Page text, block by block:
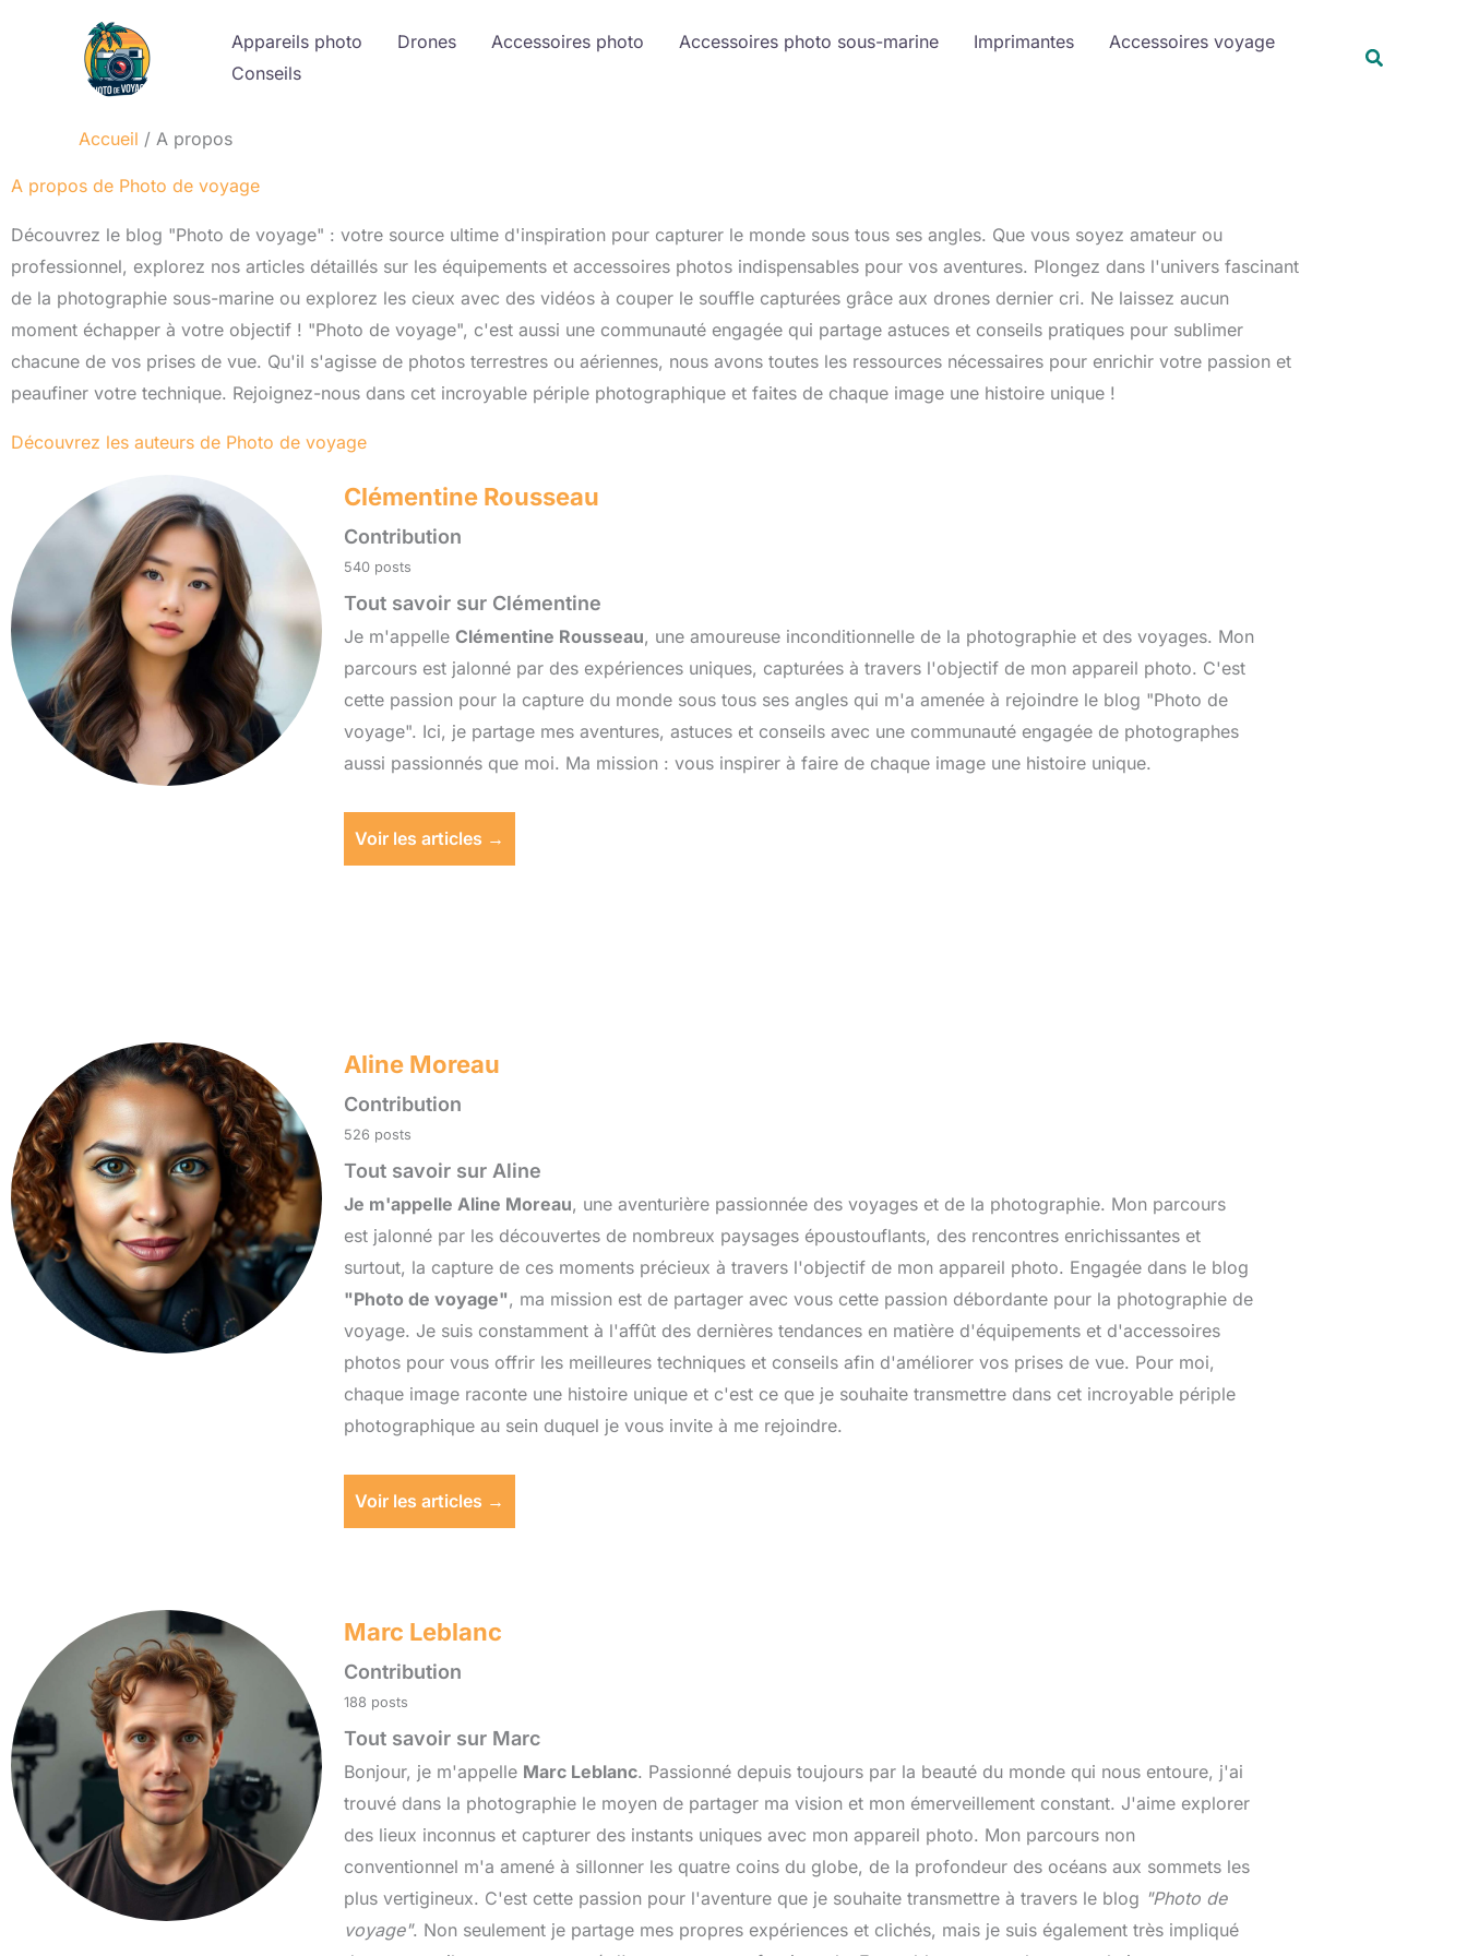
Appareils photo Drones Accessoires photo Accessoires photo sous-marine Imprimantes
Accessoires voyage
Conseils
Accueil A propos
A propos de Photo de voyage
Découvrez le blog "Photo de voyage" : votre source ultime d'inspiration pour capturer le monde sous tous ses angles. Que vous soyez amateur ou
professionnel, explorez nos articles détaillés sur les équipements et accessoires photos indispensables pour vos aventures. Plongez dans l'univers fascinant
de la photographie sous-marine ou explorez les cieux avec des vidéos à couper le souffle capturées grâce aux drones dernier cri. Ne laissez aucun
moment échapper à votre objectif ! "Photo de voyage", c'est aussi une communauté engagée qui partage astuces et conseils pratiques pour sublimer
chacune de vos prises de vue. Qu'il s'agisse de photos terrestres ou aériennes, nous avons toutes les ressources nécessaires pour enrichir votre passion et
peaufiner votre technique. Rejoignez-nous dans cet incroyable périple photographique et faites de chaque image une histoire unique !
Découvrez les auteurs de Photo de voyage
Clémentine Rousseau
Contribution
540 posts
Tout savoir sur Clémentine
Je m'appelle Clémentine Rousseau, une amoureuse inconditionnelle de la photographie et des voyages. Mon
parcours est jalonné par des expériences uniques, capturées à travers l'objectif de mon appareil photo. C'est
cette passion pour la capture du monde sous tous ses angles qui m'a amenée à rejoindre le blog "Photo de
voyage". Ici, je partage mes aventures, astuces et conseils avec une communauté engagée de photographes
aussi passionnés que moi. Ma mission : vous inspirer à faire de chaque image une histoire unique.
Voir les articles →
Aline Moreau
Contribution
526 posts
Tout savoir sur Aline
Je m'appelle Aline Moreau, une aventurière passionnée des voyages et de la photographie. Mon parcours
est jalonné par les découvertes de nombreux paysages époustouflants, des rencontres enrichissantes et
surtout, la capture de ces moments précieux à travers l'objectif de mon appareil photo. Engagée dans le blog
"Photo de voyage", ma mission est de partager avec vous cette passion débordante pour la photographie de
voyage. Je suis constamment à l'affût des dernières tendances en matière d'équipements et d'accessoires
photos pour vous offrir les meilleures techniques et conseils afin d'améliorer vos prises de vue. Pour moi,
chaque image raconte une histoire unique et c'est ce que je souhaite transmettre dans cet incroyable périple
photographique au sein duquel je vous invite à me rejoindre.
Voir les articles →
Marc Leblanc
Contribution
188 posts
Tout savoir sur Marc
Bonjour, je m'appelle Marc Leblanc. Passionné depuis toujours par la beauté du monde qui nous entoure, j'ai
trouvé dans la photographie le moyen de partager ma vision et mon émerveillement constant. J'aime explorer
des lieux inconnus et capturer des instants uniques avec mon appareil photo. Mon parcours non
conventionnel m'a amené à sillonner les quatre coins du globe, de la profondeur des océans aux sommets les
plus vertigineux. C'est cette passion pour l'aventure que je souhaite transmettre à travers le blog "Photo de
voyage". Non seulement je partage mes propres expériences et clichés, mais je suis également très impliqué